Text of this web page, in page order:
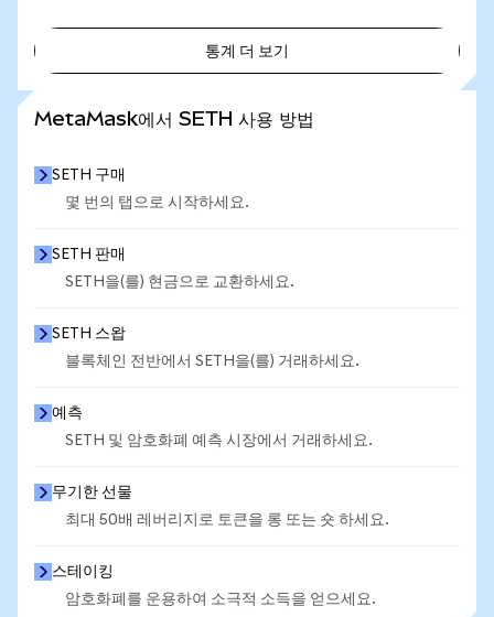
통계 더 보기
MetaMask에서 SETH 사용 방법
SETH 구매
몇 번의 탭으로 시작하세요.
SETH 판매
SETH을(를) 현금으로 교환하세요.
SETH 스왑
블록체인 전반에서 SETH을(를) 거래하세요.
예측
SETH 및 암호화폐 예측 시장에서 거래하세요.
무기한 선물
최대 50배 레버리지로 토큰을 롱 또는 숏 하세요.
스테이킹
암호화폐를 운용하여 소극적 소득을 얻으세요.